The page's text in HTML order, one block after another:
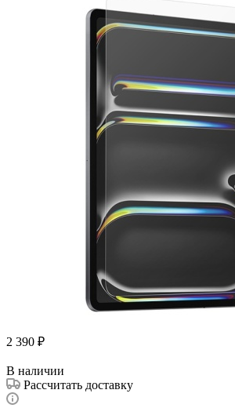
2 390 ₽
В наличии
Рассчитать доставку